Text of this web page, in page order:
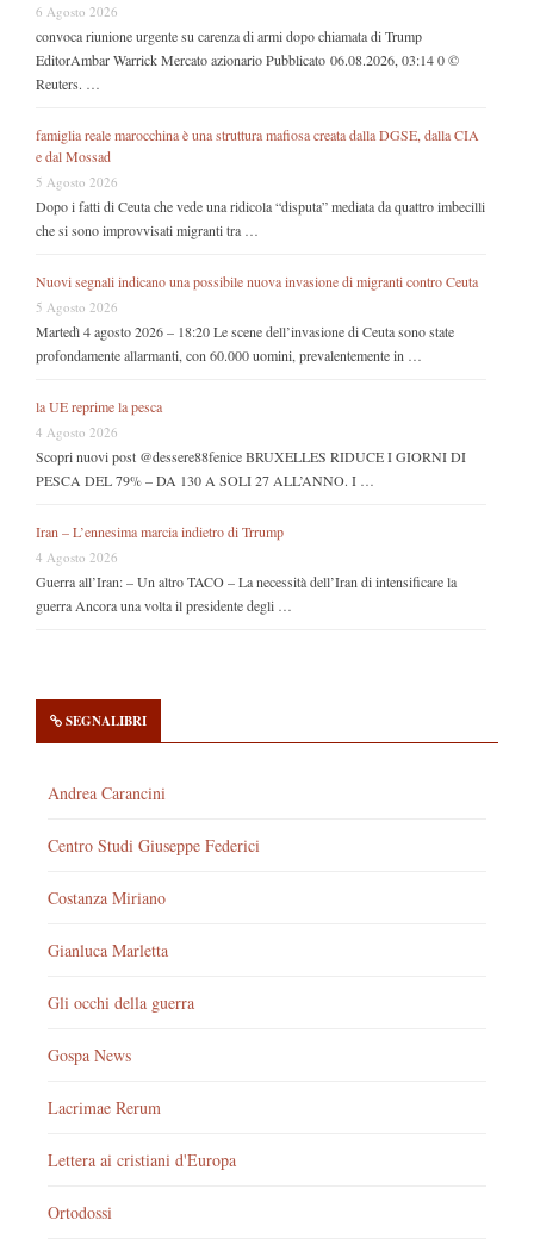
6 Agosto 2026
convoca riunione urgente su carenza di armi dopo chiamata di Trump
EditorAmbar Warrick Mercato azionario Pubblicato 06.08.2026, 03:14 0 ©
Reuters. …
famiglia reale marocchina è una struttura mafiosa creata dalla DGSE, dalla CIA
e dal Mossad
5 Agosto 2026
Dopo i fatti di Ceuta che vede una ridicola “disputa” mediata da quattro imbecilli
che si sono improvvisati migranti tra …
Nuovi segnali indicano una possibile nuova invasione di migranti contro Ceuta
5 Agosto 2026
Martedì 4 agosto 2026 – 18:20 Le scene dell’invasione di Ceuta sono state
profondamente allarmanti, con 60.000 uomini, prevalentemente in …
la UE reprime la pesca
4 Agosto 2026
Scopri nuovi post @dessere88fenice BRUXELLES RIDUCE I GIORNI DI
PESCA DEL 79% – DA 130 A SOLI 27 ALL’ANNO. I …
Iran – L’ennesima marcia indietro di Trrump
4 Agosto 2026
Guerra all’Iran: – Un altro TACO – La necessità dell’Iran di intensificare la
guerra Ancora una volta il presidente degli …
SEGNALIBRI
Andrea Carancini
Centro Studi Giuseppe Federici
Costanza Miriano
Gianluca Marletta
Gli occhi della guerra
Gospa News
Lacrimae Rerum
Lettera ai cristiani d'Europa
Ortodossi